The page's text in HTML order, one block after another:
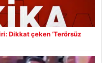
Dikkat çeken ‘Terörsüz